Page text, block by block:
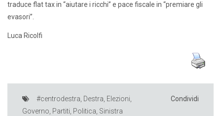
traduce flat tax in “aiutare i ricchi” e pace fiscale in “premiare gli
evasori”.
Luca Ricolfi
#centrodestra, Destra, Elezioni,
Governo, Partiti, Politica, Sinistra
Condividi